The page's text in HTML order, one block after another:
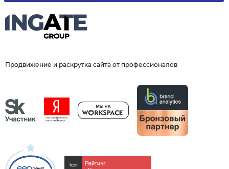
Продвижение и раскрутка сайта от профессионалов